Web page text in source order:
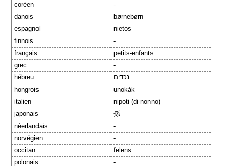
coréen
-
danois
børnebørn
espagnol
nietos
finnois
-
français
petits-enfants
grec
-
hébreu
נכדים
hongrois
unokák
italien
nipoti (di nonno)
japonais
孫
néerlandais
-
norvégien
-
occitan
felens
polonais
-